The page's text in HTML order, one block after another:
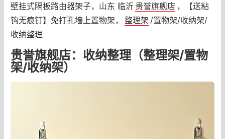
壁挂式隔板路由器架子，山东 临沂 贵誉旗舰店 ，【送粘
钩无痕钉】免打孔墙上置物架，
整理架 /置物架/收纳架/
收纳整理
贵誉旗舰店：收纳整理（整理架/置物
架/收纳架）